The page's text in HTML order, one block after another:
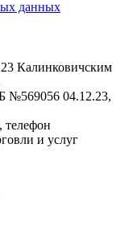
данных
Калинковичским
№569056 04.12.23,
телефон
и услуг